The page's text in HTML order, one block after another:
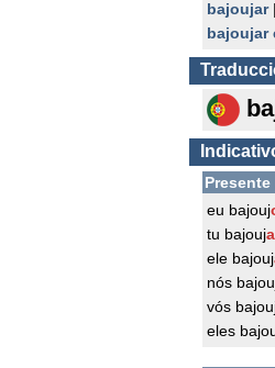
bajoujar|
bajoujar
Presente
eu bajouj
tu bajouj
ele bajouj
nós
vós
eles